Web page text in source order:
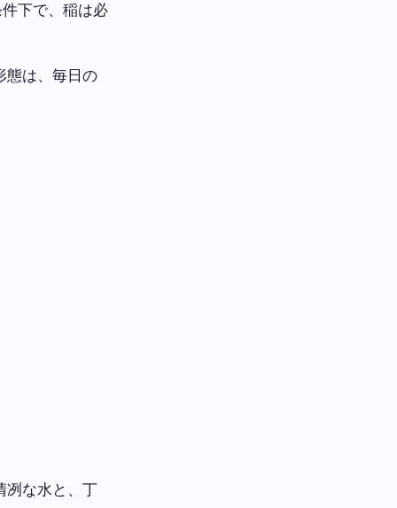
下で、稲は必
態は、毎日の
冽な水と、丁